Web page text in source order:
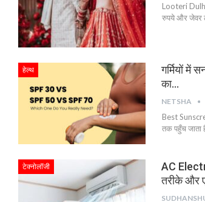
Looteri
रुपये और जेवर
हेल्थ
गर्मियों में
का…
NETSHA
Best
तक पहुँच जाता
टेक्नोलॉजी
AC
तरीके और